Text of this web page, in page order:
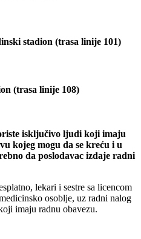
stadion (trasa linije 101)
(trasa linije 108)
isključivo ljudi koji imaju
kojeg mogu da se kreću i u
da poslodavac izdaje radni
lekari i sestre sa licencom
osoblje, uz radni nalog
imaju radnu obavezu.